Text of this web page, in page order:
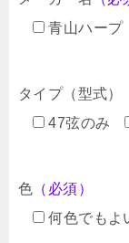
青山ハープ
タイプ（型式）
47弦のみ
色 （必須）
何色でもよ